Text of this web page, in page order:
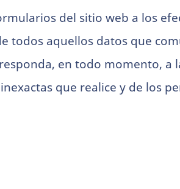
del sitio web a los
todos aquellos datos que
en todo momento,
que realice y de los